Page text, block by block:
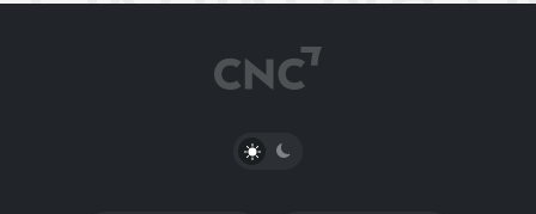
PŘEPNOUT SVĚTLÝ/TMAVÝ REŽIM